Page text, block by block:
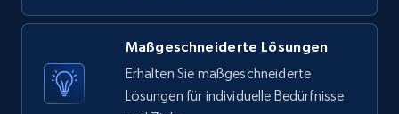
Amazon products search
Asin, URL, Name, Sponsored, Initial price, Final
price, Currency, Sold, and more.
Maßgeschneiderte Lösungen
Erhalten Sie maßgeschneiderte
Lösungen für individuelle Bedürfnisse